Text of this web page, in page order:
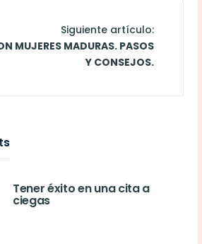
Siguiente artículo:
MUJERES MADURAS. PASOS
Y CONSEJOS.
Tener éxito en una cita a
ciegas